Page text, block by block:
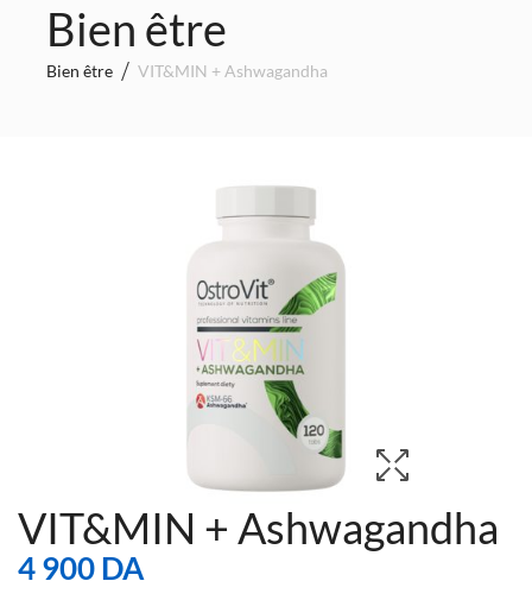
Bien être
Bien être VIT&MIN + Ashwagandha
VIT&MIN + Ashwagandha
4 900 DA